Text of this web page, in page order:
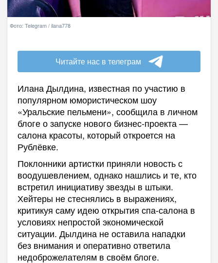
Фото: Telegram / ilana778
Читайте нас в телеграм
Илана Дылдина, известная по участию в
популярном юмористическом шоу
«Уральские пельмени», сообщила в личном
блоге о запуске нового бизнес-проекта —
салона красоты, который откроется на
Рублёвке.
Поклонники артистки приняли новость с
воодушевлением, однако нашлись и те, кто
встретил инициативу звезды в штыки.
Хейтеры не стеснялись в выражениях,
критикуя саму идею открытия спа-салона в
условиях непростой экономической
ситуации. Дылдина не оставила нападки
без внимания и оперативно ответила
недоброжелателям в своём блоге.